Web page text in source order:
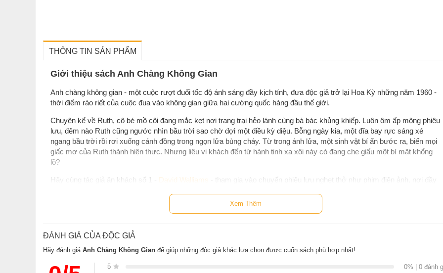
THÔNG TIN SẢN PHẨM
Giới thiệu sách Anh Chàng Không Gian
Anh chàng không gian - một cuộc rượt đuổi tốc độ ánh sáng đầy kịch tính, đưa độc giả trở lại Hoa Kỳ những năm 1960 -
thời điểm ráo riết của cuộc đua vào không gian giữa hai cường quốc hàng đầu thế giới.
Chuyện kể về Ruth, cô bé mồ côi đang mắc kẹt nơi trang trại hẻo lánh cùng bà bác khủng khiếp. Luôn ôm ấp mộng phiêu
lưu, đêm nào Ruth cũng ngước nhìn bầu trời sao chờ đợi một điều kỳ diệu. Bỗng ngày kia, một đĩa bay rực sáng xé
ngang bầu trời rồi rơi xuống cánh đồng trong ngọn lửa bùng cháy. Từ trong ánh lửa, một sinh vật bí ẩn bước ra, biến mọi
giấc mơ của Ruth thành hiện thực. Nhưng liệu vị khách đến từ hành tinh xa xôi này có đang che giấu một bí mật khổng
lồ?
Hãy cùng tác giả ăn khách số 1 - David Walliams
- tham gia vào chuyến phiêu lưu nghẹt thở như phim điện ảnh, nơi đầy
David Walliams
đánh giá cao. Với gia tài sách dịch ra hơn 50 thứ tiếng và bán hơn 50 triệu bản toàn cầu, ông được mệnh danh là
kế vị xứng tầm” củaRoald Dahl
Xem Thêm
ĐÁNH GIÁ CỦA ĐỘC GIẢ
Hãy đánh giá Anh Chàng Không Gian để giúp những độc giả khác lựa chọn được cuốn sách phù hợp nhất!
5
0% | 0 đánh